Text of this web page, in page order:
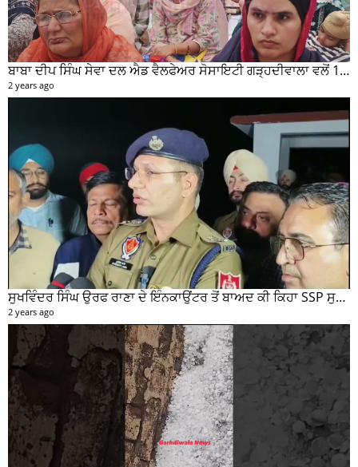
ਬਾਬਾ ਦੀਪ ਸਿੰਘ ਸੇਵਾ ਦਲ ਐਡ ਵੈਲਫੇਅਰ ਸੋਸਾਇਟੀ ਗੜ੍ਹਦੀਵਾਲਾ ਵਲੋਂ 100 ਵਾਂ ਮਹੀਨਾਵਾਰ ਰਾਸ਼ਨ ਵੰਡ ਸਮਾਰੋਹ ਕਰਵਾਇਆ
2 years ago
ਸੁਖਵਿੰਦਰ ਸਿੰਘ ਉਰਫ ਰਾਣਾ ਦੇ ਇੰਨਕਾਉਂਟਰ ਤੋਂ ਬਾਅਦ ਕੀ ਕਿਹਾ SSP ਸੁਰੇਂਦਰ ਲਾਂਬਾ ਤੁਸੀਂ ਵੀ ਸੁਣੋ...
2 years ago